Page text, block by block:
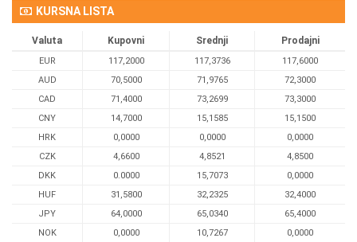
KURSNA LISTA
Valuta Kupovni Srednji Prodajni
EUR 117,2000 117,3736
117,6000
AUD
70,5000 71,9765
72,3000
CAD
71,4000 73,2699
73,3000
CNY
14,7000 15,1585
15,1500
HRK
0,0000 0,0000
0,0000
CZK
4,6600 4,8521
4,8500
DKK
0.0000 15,7073
0,0000
HUF
31,5800 32,2325
32,4000
JPY
64,0000 65,0340
65,4000
NOK
0,0000 10,7267 0,0000